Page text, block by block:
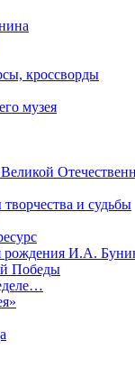
кроссворды
музея
и судьбы
рождения И.А.
Победы